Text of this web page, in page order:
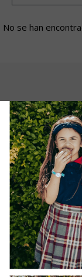
No se han
Ventas Por
Uniforme Escolar
Uniforme Escolar
Uniforme
Uniforme Clínico
Esenciales
Ayuda Al
Contacto